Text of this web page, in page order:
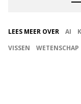
LEES MEER OVER AI
VISSEN
WETENSCHAP